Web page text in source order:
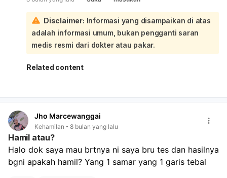
sering seperti ini menunjukkan otot rahim Anda sedang
bekerja. Rasa ngilu di area Miss V juga bisa menjadi
indikasi adanya tekanan atau perubahan pada leher
rahim. Sebaiknya Anda segera menghubungi dokter atau
bidan Anda, atau langsung menuju fasilitas kesehatan
untuk pemeriksaan lebih lanjut dan memastikan kondisi
Disclaimer: Informasi yang disampaikan di atas
adalah informasi umum, bukan pengganti saran
medis resmi dari dokter atau pakar.
Related content
Jho Marcewanggai
Kehamilan 8 bulan yang lalu
Hamil atau?
Halo dok saya mau brtnya ni saya bru tes dan hasilnya
bgni apakah hamil? Yang 1 samar yang 1 garis tebal